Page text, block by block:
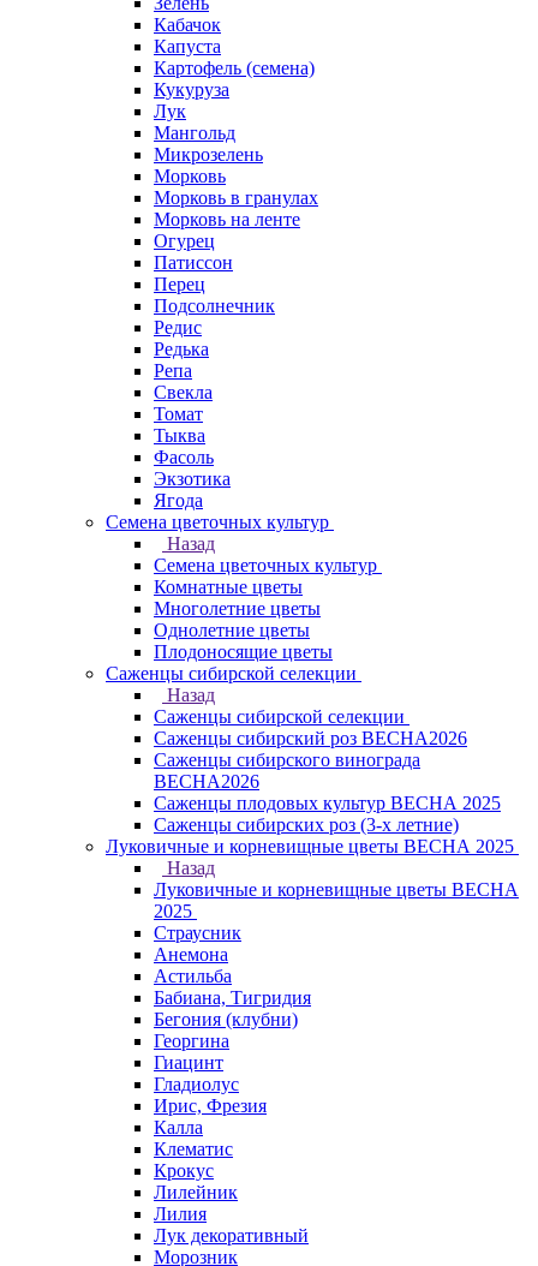
Кабачок
Капуста
Картофель (семена)
Кукуруза
Лук
Мангольд
Микрозелень
Морковь
Морковь в гранулах
Морковь на ленте
Огурец
Патиссон
Перец
Подсолнечник
Редис
Редька
Репа
Свекла
Томат
Тыква
Фасоль
Экзотика
Ягода
Семена цветочных культур
Назад
Семена цветочных культур
Комнатные цветы
Многолетние цветы
Однолетние цветы
Плодоносящие цветы
Саженцы сибирской селекции
Назад
Саженцы сибирской селекции
Саженцы сибирский роз ВЕСНА2026
Саженцы сибирского винограда
ВЕСНА2026
Саженцы плодовых культур ВЕСНА 2025
Саженцы сибирских роз (3-х летние)
Луковичные и корневищные цветы ВЕСНА 2025
Назад
Луковичные и корневищные цветы ВЕСНА
2025
Страусник
Анемона
Астильба
Бабиана, Тигридия
Бегония (клубни)
Георгина
Гиацинт
Гладиолус
Ирис, Фрезия
Калла
Клематис
Крокус
Лилейник
Лилия
Лук декоративный
Морозник